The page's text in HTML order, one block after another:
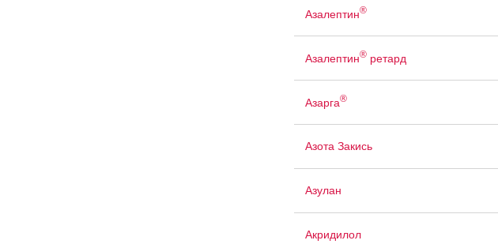
Азалептин®
Азалептин®ретард
Азарга®
Азота Закись
Азулан
Акридилол